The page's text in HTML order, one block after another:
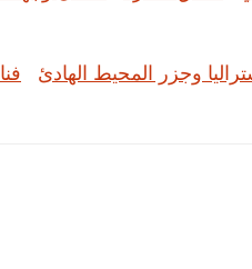
وجزر المحيط الهادئ